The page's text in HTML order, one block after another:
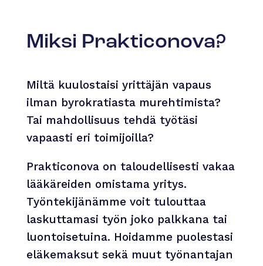
Miksi Prakticonova?
Miltä kuulostaisi yrittäjän vapaus
ilman byrokratiasta murehtimista?
Tai mahdollisuus tehdä työtäsi
vapaasti eri toimijoilla?
Prakticonova on taloudellisesti vakaa
lääkäreiden omistama yritys.
Työntekijänämme voit tulouttaa
laskuttamasi työn joko palkkana tai
luontoisetuina. Hoidamme puolestasi
eläkemaksut sekä muut työnantajan